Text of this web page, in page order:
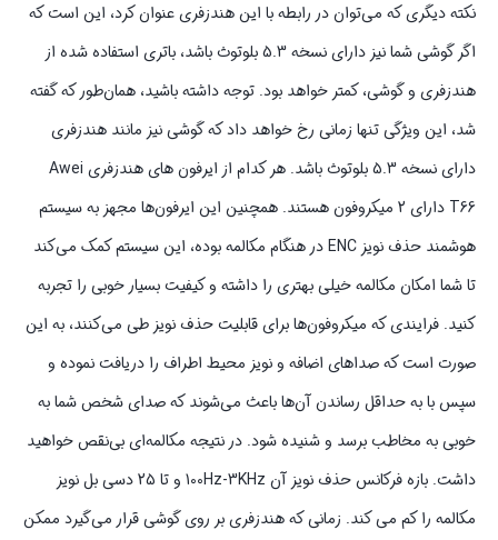
نکته دیگری که می‌توان در رابطه با این هندزفری عنوان کرد، این است که
اگر گوشی شما نیز دارای نسخه 5.3 بلوتوث باشد، باتری استفاده شده از
هندزفری و گوشی، کمتر خواهد بود. توجه داشته باشید، همان‌طور که گفته
شد، این ویژگی تنها زمانی رخ خواهد داد که گوشی نیز مانند هندزفری
دارای نسخه 5.3 بلوتوث باشد. هر کدام از ایرفون های هندزفری Awei
T66 دارای 2 میکروفون‌ هستند. همچنین این ایرفون‌ها مجهز به سیستم
هوشمند حذف نویز ENC در هنگام مکالمه بوده، این سیستم کمک می‌کند
تا شما امکان مکالمه خیلی بهتری را داشته و کیفیت بسیار خوبی را تجربه
کنید. فرایندی که میکروفون‌ها برای قابلیت حذف نویز طی می‌کنند، به این
صورت است که صداهای اضافه و نویز محیط اطراف را دریافت نموده و
سپس با به حداقل رساندن آن‌ها باعث می‌شوند که صدای شخص شما به
خوبی به مخاطب برسد و شنیده شود. در نتیجه مکالمه‌ای بی‌نقص خواهید
داشت. بازه فرکانس حذف نویز آن 100Hz-3KHz و تا 25 دسی بل نویز
مکالمه را کم می کند. زمانی که هندزفری بر روی گوشی قرار می‌گیرد ممکن